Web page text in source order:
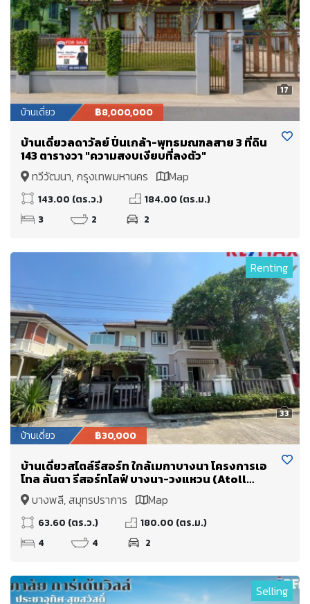
17
บ้านเดี่ยว ฿8,000,000
บ้าน​เดี่ยว​ลดา​วัลย์ ปิ่น​เก​ล้า​-พุทธ​มณฑล​สาย​ 3 ที่ดิน​
143 ตาราง​วา​ "ความสงบเงียบที่ลงตัว"
ทวีวัฒนา, กรุงเทพมหานคร
Map
143.00 (ตร.ว.)
184.00 (ตร.ม.)
3
2 2
33
Renting
บ้านเดี่ยว ฿30,000
บ้านเดี่ยวสไตล์รีสอร์ท ใกล้เมกาบางนา โครงการเอ
โทล ลันตา รีสอร์ทไลฟ์ บางนา-วงแหวน (Atoll
Lanta Resort Life Bangna-Wongwaen)
บางพลี, สมุทรปราการ Map
63.60 (ตร.ว.)
180.00 (ตร.ม.)
4
4 2
Selling